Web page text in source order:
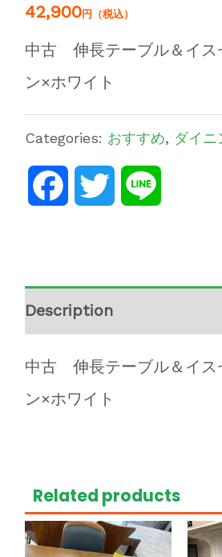
42,900円（税込）
中古 伸長テーブル＆イ
ン×ホワイト
Categories: おすすめ, ダイニ
FacebookTwitter
Description
中古 伸長テーブル＆イ
ン×ホワイト
Related products